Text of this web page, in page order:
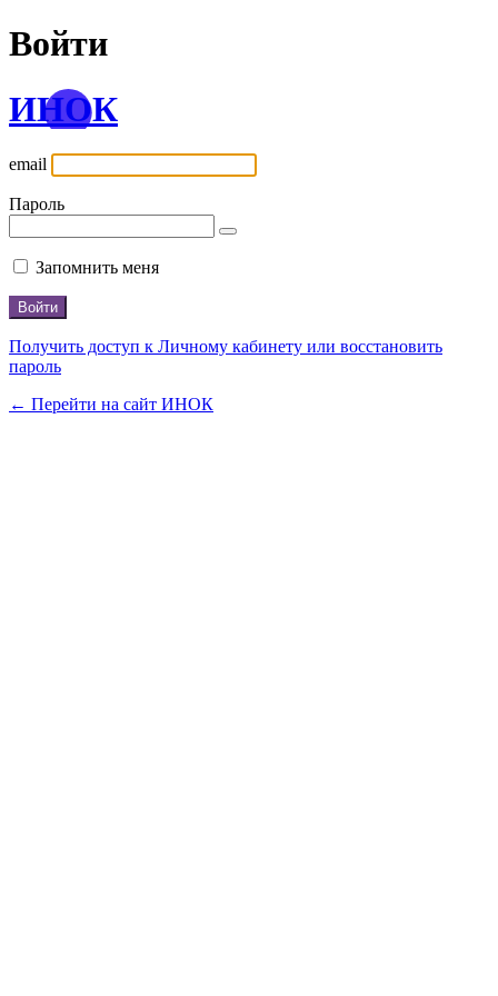
Войти
ИНОК
email
Пароль
Запомнить меня
Получить доступ к Личному кабинету или восстановить
пароль
← Перейти на сайт ИНОК